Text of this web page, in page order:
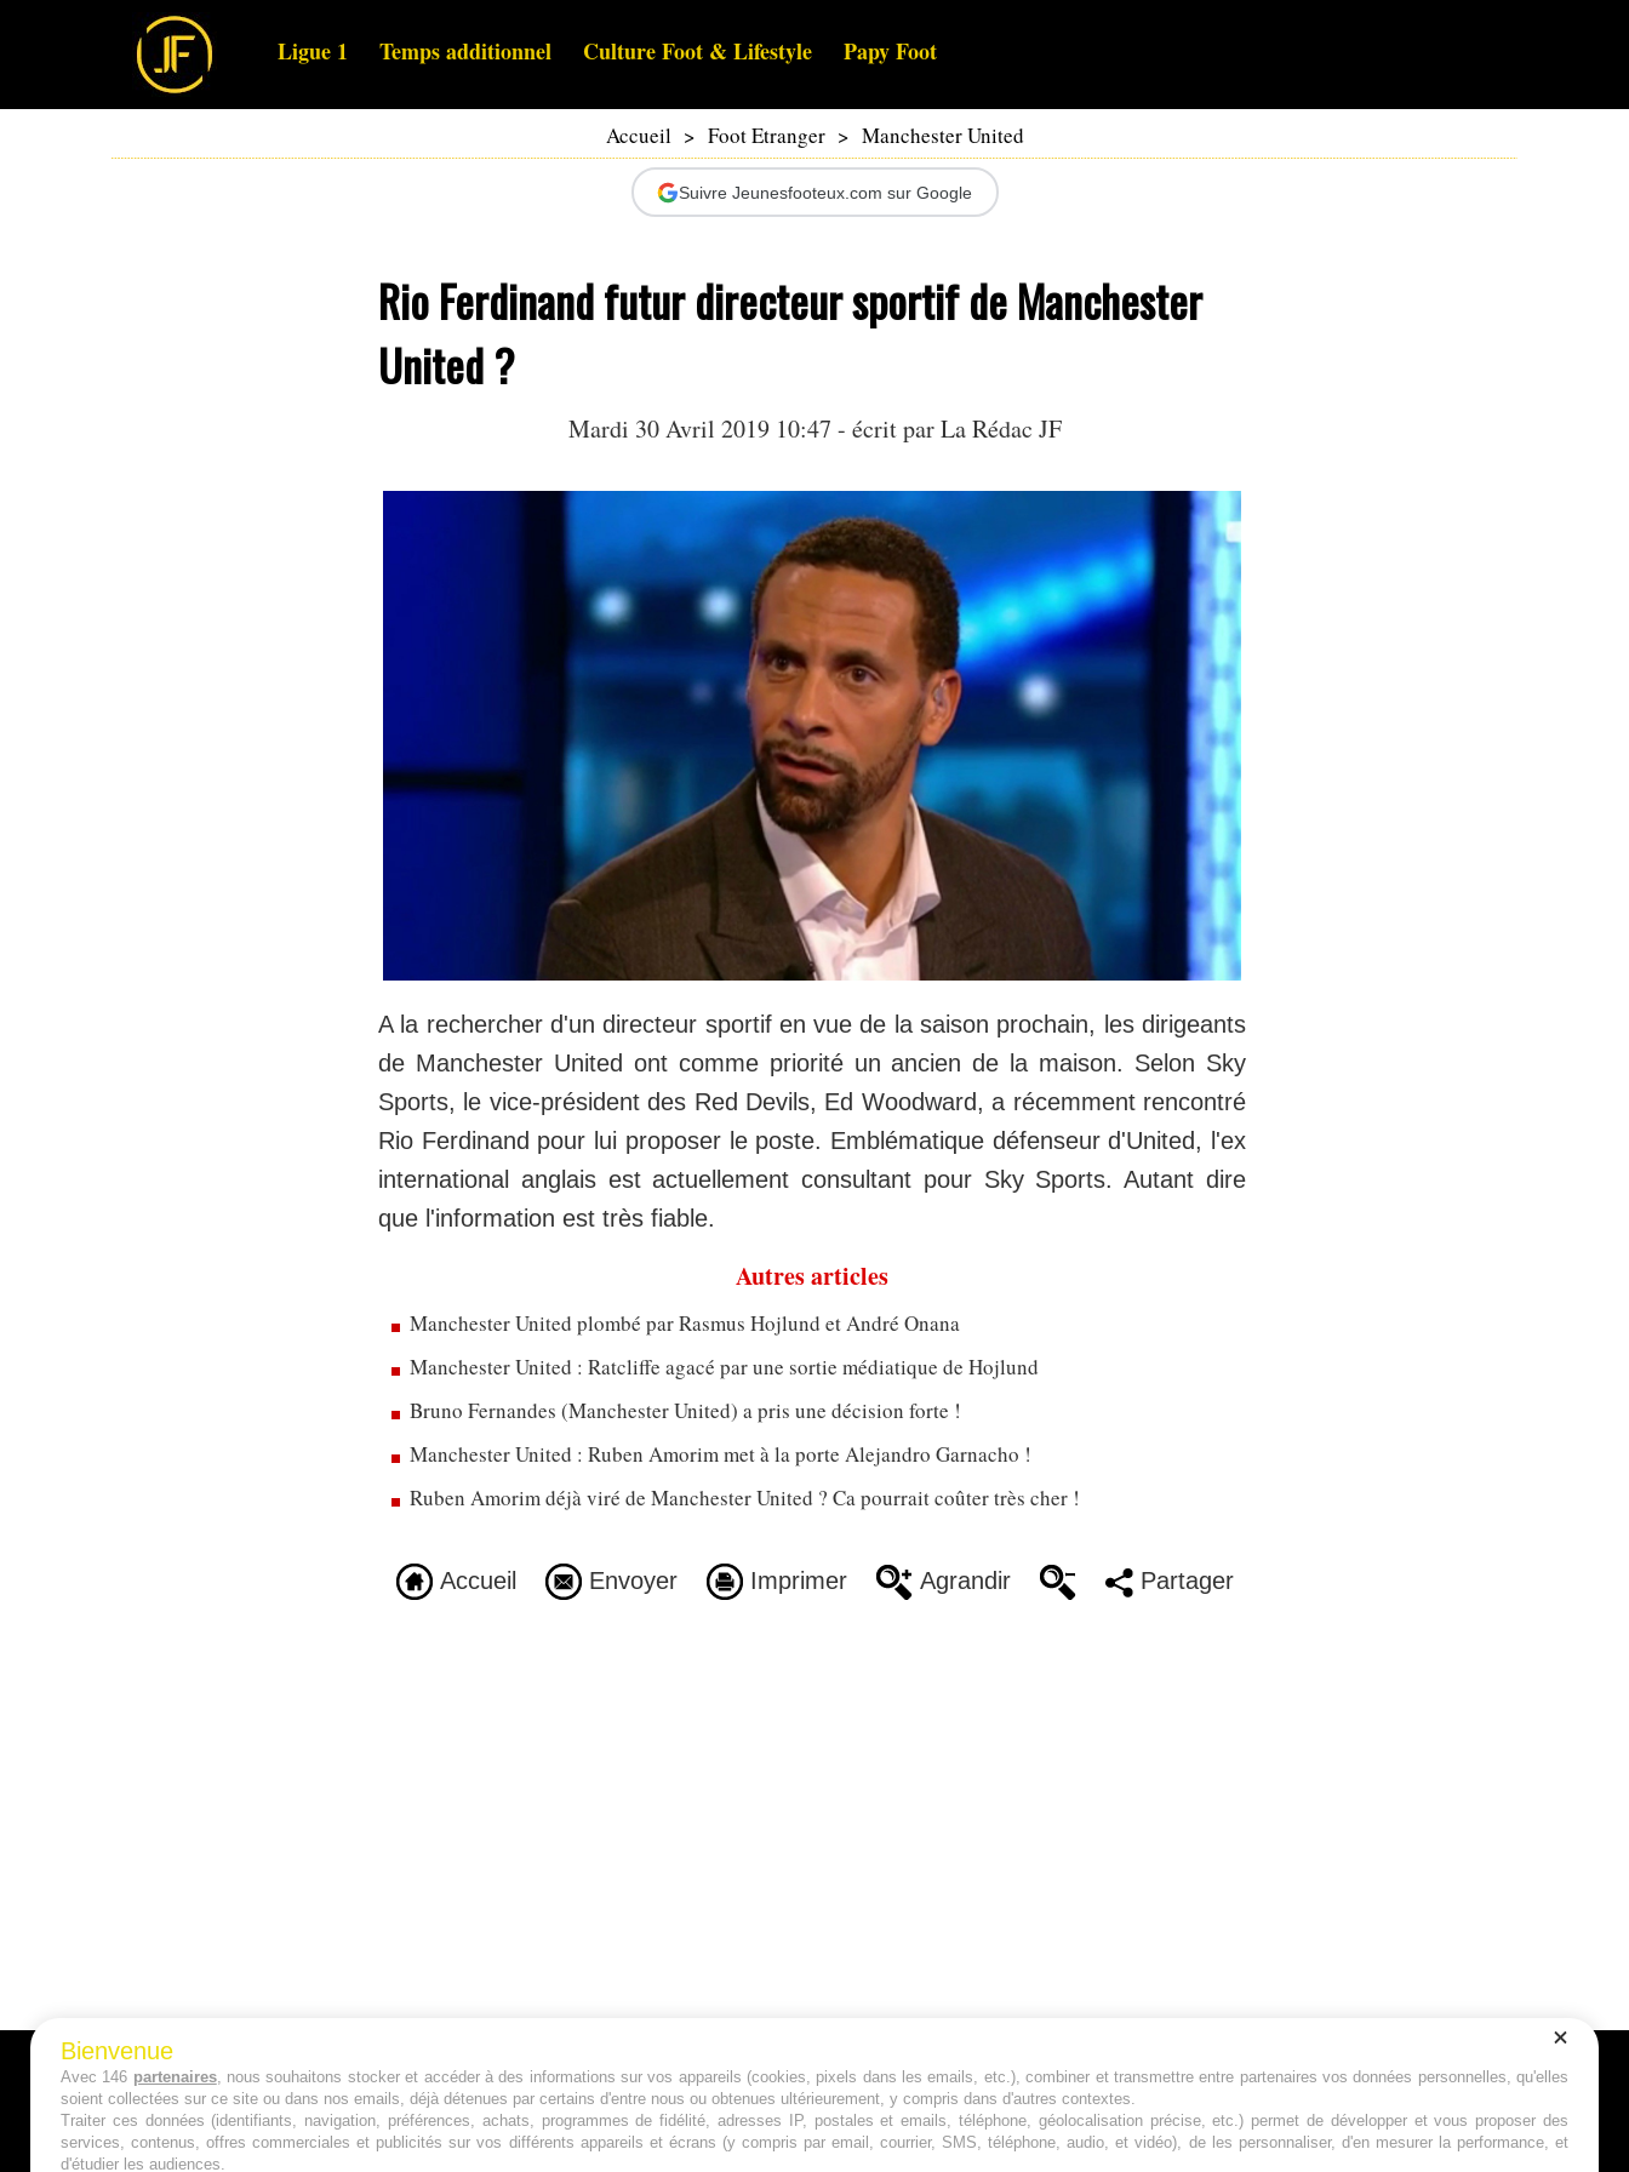
Ligue 1 Temps additionnel Culture Foot & Lifestyle Papy Foot
Accueil > Foot Etranger > Manchester United
Suivre Jeunesfooteux.com sur Google
Rio Ferdinand futur directeur sportif de Manchester
United ?
Mardi 30 Avril 2019 10:47 - écrit par La Rédac JF
A la rechercher d'un directeur sportif en vue de la saison prochain, les dirigeants
de Manchester United ont comme priorité un ancien de la maison. Selon Sky
Sports, le vice-président des Red Devils, Ed Woodward, a récemment rencontré
Rio Ferdinand pour lui proposer le poste. Emblématique défenseur d'United, l'ex
international anglais est actuellement consultant pour Sky Sports. Autant dire
que l'information est très fiable.
Autres articles
Manchester United plombé par Rasmus Hojlund et André Onana
Manchester United : Ratcliffe agacé par une sortie médiatique de Hojlund
Bruno Fernandes (Manchester United) a pris une décision forte !
Manchester United : Ruben Amorim met à la porte Alejandro Garnacho !
Ruben Amorim déjà viré de Manchester United ? Ca pourrait coûter très cher !
Accueil Envoyer Imprimer Agrandir Partager
A PROPOS
Qui sommes nous ?
Jeunesfooteux est un média sportif qui traite
principalement de l'actualité de la Ligue 1 et
des grosses actualités de la Ligue 2 et du
Suivez-nous
Bienvenue
Avec 146 partenaires, nous souhaitons stocker et accéder à des informations sur vos appareils (cookies, pixels dans les emails, etc.), combiner et transmettre entre partenaires vos données personnelles, qu'elles
soient collectées sur ce site ou dans nos emails, déjà détenues par certains d'entre nous ou obtenues ultérieurement, y compris dans d'autres contextes.
Traiter ces données (identifiants, navigation, préférences, achats, programmes de fidélité, adresses IP, postales et emails, téléphone, géolocalisation précise, etc.) permet de développer et vous proposer des
services, contenus, offres commerciales et publicités sur vos différents appareils et écrans (y compris par email, courrier, SMS, téléphone, audio, et vidéo), de les personnaliser, d'en mesurer la performance, et
d'étudier les audiences.